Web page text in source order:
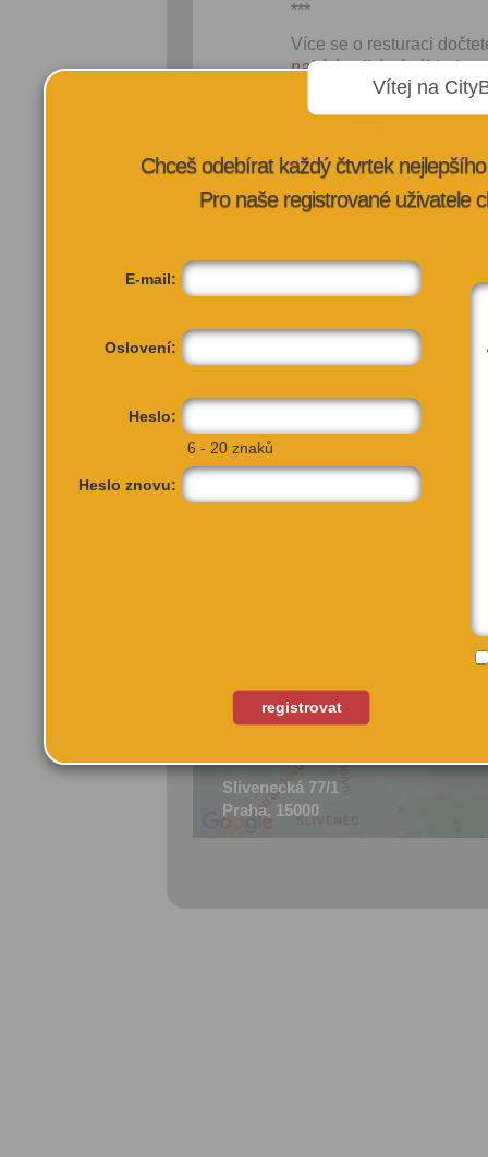
***
Více se o resturaci
nabízí unikátní výhledy
Slivenecká 77/1
Praha, 15000
Vítej na
Chceš odebírat každý čtvrtek
Pro naše registrované uživatele
E-mail:
Oslovení:
Heslo:
6 - 20 znaků
Heslo znovu:
registrovat